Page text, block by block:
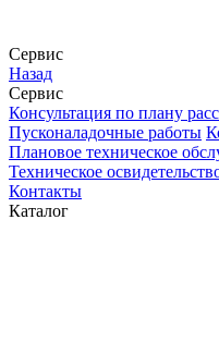
Сервис
Назад
Сервис
Конcультация по плану
Пусконаладочные работы
Плановое техническое
Техническое
Контакты
Каталог